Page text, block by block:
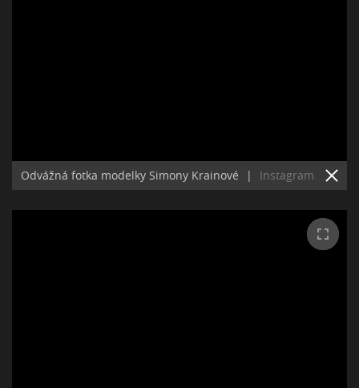
Odvážná fotka modelky Simony Krainové | Instagram